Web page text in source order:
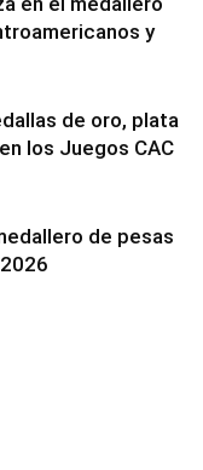
y
de oro, plata
los Juegos CAC
de pesas